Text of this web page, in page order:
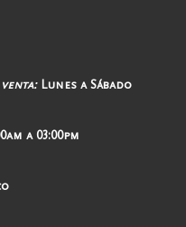
Lunes a Sábado
a 03:00pm